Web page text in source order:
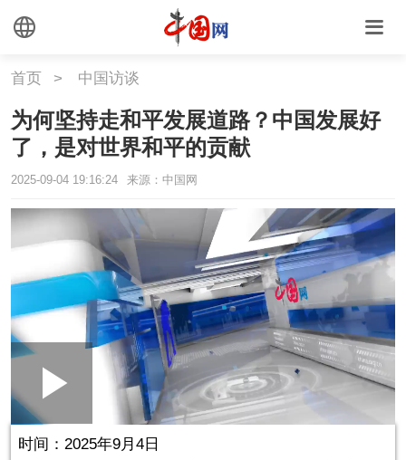
首页 > 中国访谈
为何坚持走和平发展道路？中国发展好
了，是对世界和平的贡献
2025-09-04 19:16:24 来源：中国网
Play
Video
Picture-
Picture
时间：2025年9月4日